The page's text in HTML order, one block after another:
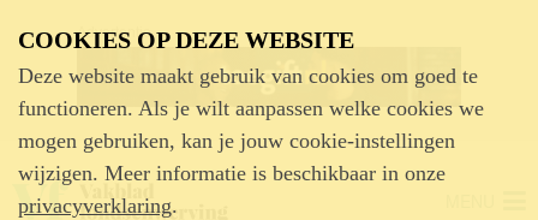
Advertentie
COOKIES OP DEZE WEBSITE
Deze website maakt gebruik van cookies om goed te
functioneren. Als je wilt aanpassen welke cookies we
mogen gebruiken, kan je jouw cookie-instellingen
wijzigen. Meer informatie is beschikbaar in onze
privacyverklaring.